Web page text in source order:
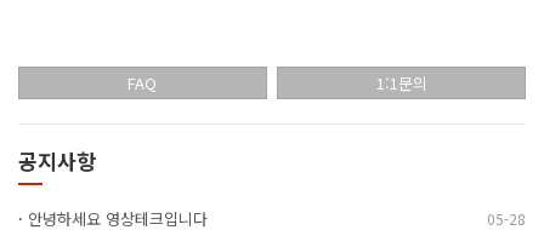
FAQ 1:1문의
공지사항
· 안녕하세요 영상테크입니다 05-28